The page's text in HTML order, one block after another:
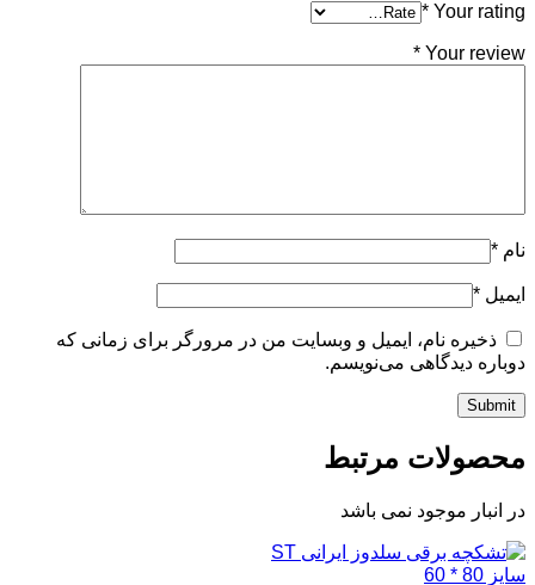
Your rating
*
Your review
*
نام *
ایمیل *
ذخیره نام، ایمیل و وبسایت من در مرورگر برای زمانی که
دوباره دیدگاهی می‌نویسم.
محصولات مرتبط
در انبار موجود نمی باشد